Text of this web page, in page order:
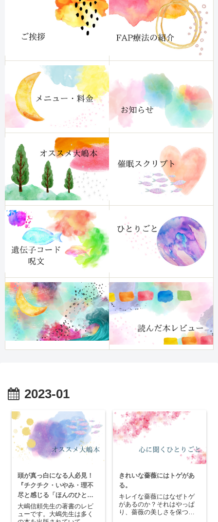
2023-01
頭が真っ白になる人必見！
『チクチク・いやみ・理不
尽と感じる「ほんのひと
言」に傷つかなくなる本』
レビュー
大嶋信頼先生の著書のレビ
ューです。大嶋先生は多く
きれいな薔薇にはトゲがあ
る。
キレイな薔薇にはなぜトゲ
があるのか？それはやっぱ
り、薔薇の美しさを保つた